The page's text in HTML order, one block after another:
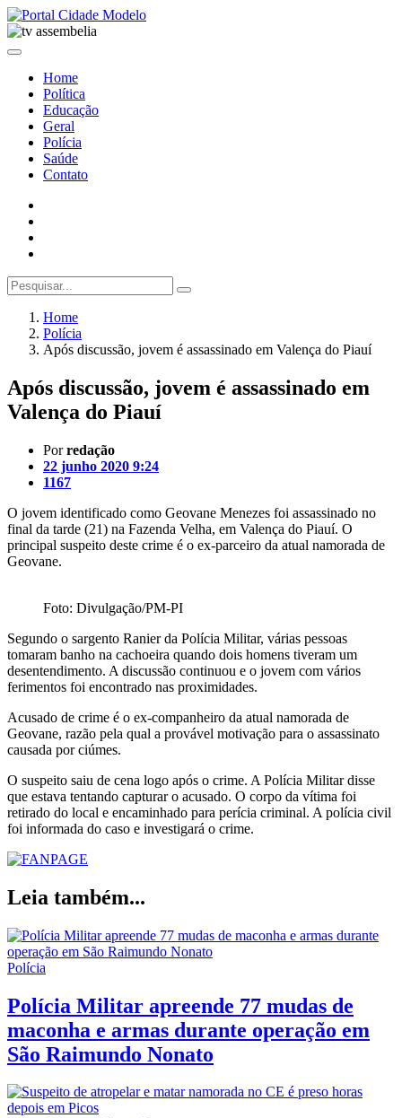
Home
Política
Educação
Geral
Polícia
Saúde
Contato
Home
Polícia
Após discussão, jovem é assassinado em Valença do Piauí
Após discussão, jovem é assassinado em
Valença do Piauí
Porredação
22 junho 2020 9:24
1167
O jovem identificado como Geovane Menezes foi assassinado no
final da tarde (21) na Fazenda Velha, em Valença do Piauí. O
principal suspeito deste crime é o ex-parceiro da atual namorada de
Geovane.
Foto: Divulgação/PM-PI
Segundo o sargento Ranier da Polícia Militar, várias pessoas
tomaram banho na cachoeira quando dois homens tiveram um
desentendimento. A discussão continuou e o jovem com vários
ferimentos foi encontrado nas proximidades.
Acusado de crime é o ex-companheiro da atual namorada de
Geovane, razão pela qual a provável motivação para o assassinato
causada por ciúmes.
O suspeito saiu de cena logo após o crime. A Polícia Militar disse
que estava tentando capturar o acusado. O corpo da vítima foi
retirado do local e encaminhado para perícia criminal. A polícia civil
foi informada do caso e investigará o crime.
Leia também...
Polícia
Polícia Militar apreende 77 mudas de
maconha e armas durante operação em
São Raimundo Nonato